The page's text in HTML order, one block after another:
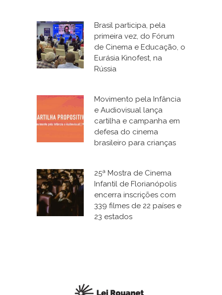
Brasil participa, pela
primeira vez, do Fórum
de Cinema e Educação, o
Eurásia Kinofest, na
Rússia
Movimento pela Infância
e Audiovisual lança
cartilha e campanha em
defesa do cinema
brasileiro para crianças
25ª Mostra de Cinema
Infantil de Florianópolis
encerra inscrições com
339 filmes de 22 países e
23 estados